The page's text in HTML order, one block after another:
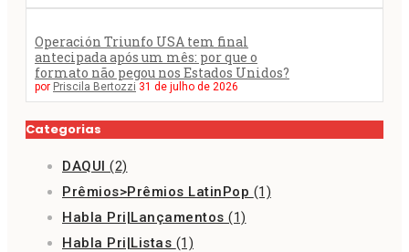
Operación Triunfo USA tem final
antecipada após um mês: por que o
formato não pegou nos Estados Unidos?
por Priscila Bertozzi 31 de julho de 2026
Categorias
DAQUI (2)
Prêmios>Prêmios LatinPop (1)
Habla Pri|Lançamentos (1)
Habla Pri|Listas (1)